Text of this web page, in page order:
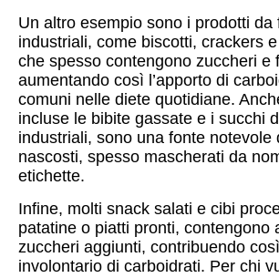
Un altro esempio sono i prodotti da
industriali, come biscotti, crackers
che spesso contengono zuccheri e
aumentando così l’apporto di
comuni nelle diete quotidiane.
incluse le bibite gassate e i succhi
industriali, sono una fonte notevole
nascosti, spesso mascherati da
etichette.
Infine, molti snack salati e cibi
patatine o piatti pronti, contengono
zuccheri aggiunti, contribuendo
involontario di carboidrati. Per chi